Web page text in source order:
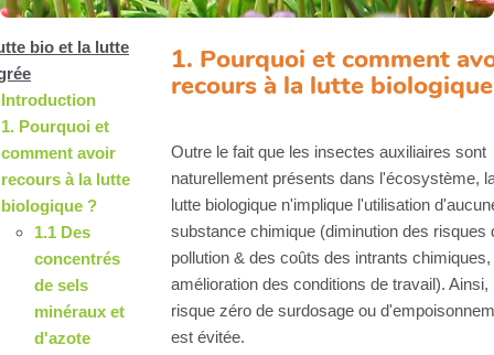
bio et la lutte
Introduction
1. Pourquoi et
comment avoir
recours à la lutte
biologique ?
1.1 Des
concentrés
de sels
minéraux et
d'azote
1. Pourquoi et comment
recours à la lutte
Outre le fait que les insectes auxiliaires sont
naturellement présents dans l'écosystème,
lutte biologique n'implique l'utilisation
substance chimique (diminution des risques
pollution & des coûts des intrants chimiques,
amélioration des conditions de travail). Ainsi,
risque zéro de surdosage ou
est évitée.